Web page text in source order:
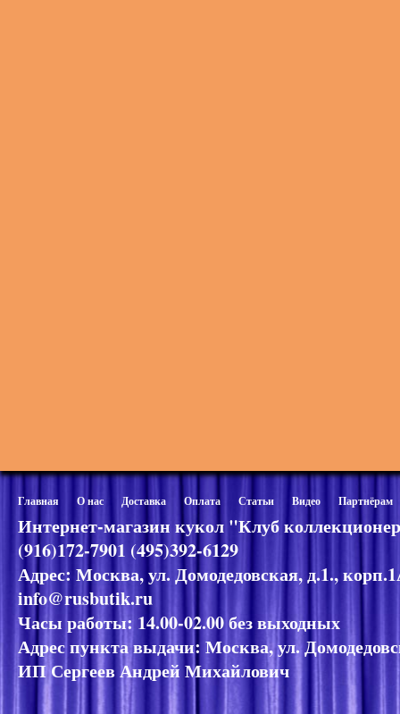
Главная О нас Доставка Оплата Статьи Видео Партнёрам
Интернет-магазин кукол "Клуб
(916)172-7901 (495)392-6129
Адрес: Москва, ул. Домодедовская, д.1.,
info@rusbutik.ru
Часы работы: 14.00-02.00 без выходных
Адрес пункта выдачи: Москва, ул.
ИП Сергеев Андрей Михайлович